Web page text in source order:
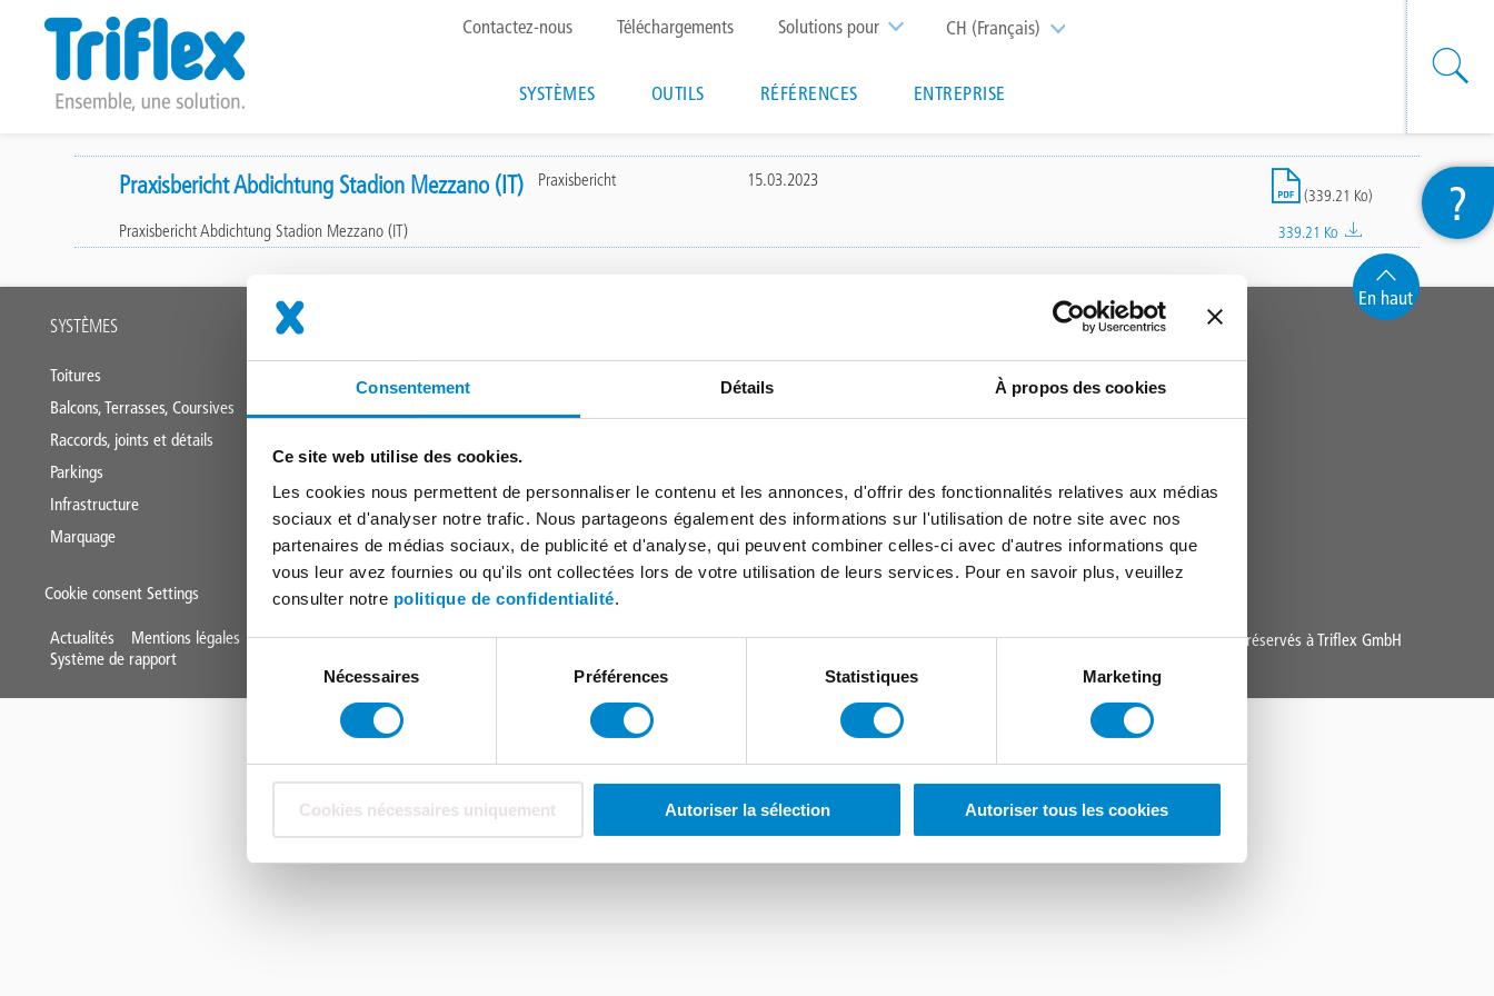
Consentement Détails À propos des cookies
Ce site web utilise des cookies.
Les cookies nous permettent de personnaliser le contenu et les annonces, d'offrir des fonctionnalités relatives aux médias
sociaux et d'analyser notre trafic. Nous partageons également des informations sur l'utilisation de notre site avec nos
partenaires de médias sociaux, de publicité et d'analyse, qui peuvent combiner celles-ci avec d'autres informations que
vous leur avez fournies ou qu'ils ont collectées lors de votre utilisation de leurs services. Pour en savoir plus, veuillez
consulter notre politique de confidentialité.
consentement
Nécessaires Préférences Statistiques Marketing
Cookies nécessaires uniquement Autoriser la sélection Autoriser tous les cookies
CH (Français) List additional actions
Solutions pour
Top
menu
Contactez-nous Téléchargements
Main
navigation
SYSTÈMES OUTILS RÉFÉRENCES ENTREPRISE
Praxisbericht Abdichtung Stadion Mezzano (IT)
Praxisbericht Abdichtung Stadion Mezzano (IT)
Praxisbericht 15.03.2023
File
(339.21 Ko)
339.21 Ko
?
En haut
Main
footer
SYSTÈMES
Toitures
Balcons, Terrasses, Coursives
Raccords, joints et détails
Parkings
Infrastructure
Marquage
+41 79 385 19 59
Cookie consent Settings
Mini
Footer
Actualités Mentions légales Protection des données Conditions générales de vente À propos de Triflex
Offres d'emplois
Système de rapport
Copyright 2004 - 2025 Tous droits réservés à Triflex GmbH